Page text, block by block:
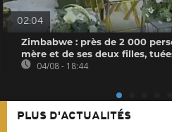
02:04
Zimbabwe : près de 2 000
mère et de ses deux filles,
04/08 - 18:44
PLUS D'ACTUALITÉS